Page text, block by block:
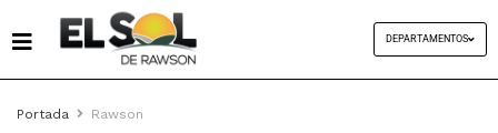
DEPARTAMENTOS
Portada Rawson